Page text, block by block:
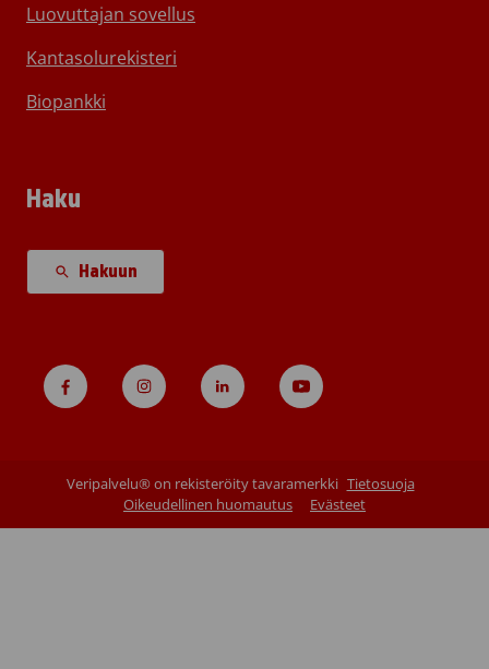
Luovuttajan sovellus
Kantasolurekisteri
Biopankki
Haku
Hakuun
Veripalvelu® on rekisteröity tavaramerkki Tietosuoja
Oikeudellinen huomautus
Evästeet